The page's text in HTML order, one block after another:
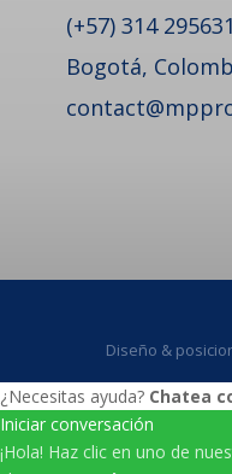
(+57) 314
Bogotá,
Diseño &
¿Necesitas ayuda? Chatea
Iniciar conversación
¡Hola! Haz clic en uno de